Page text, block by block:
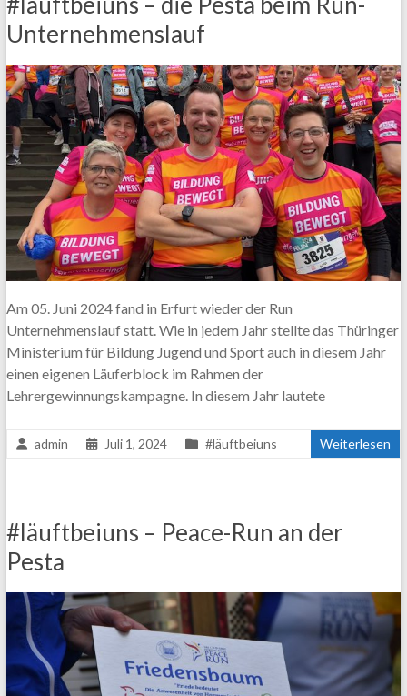
Unternehmenslauf
Am 05. Juni 2024 fand in Erfurt wieder der Run
Unternehmenslauf statt. Wie in jedem Jahr stellte das Thüringer
Ministerium für Bildung Jugend und Sport auch in diesem Jahr
einen eigenen Läuferblock im Rahmen der
Lehrergewinnungskampagne. In diesem Jahr lautete
admin Juli 1, 2024 #läuftbeiuns Weiterlesen
#läuftbeiuns – Peace-Run an der
Pesta